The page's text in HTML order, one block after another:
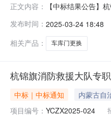
正文内容：
【中标结果公告】
中标（成交）金额
职队站车库门
发布时间： 2025-03-24 18:48
相关产品：
车库门更换
杭锦旗消防救援大队专
中标｜中标通知 内蒙古自
项目编号： YCZX2025-024